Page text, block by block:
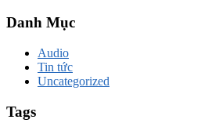
Danh Mục
Audio
Tin tức
Uncategorized
Tags